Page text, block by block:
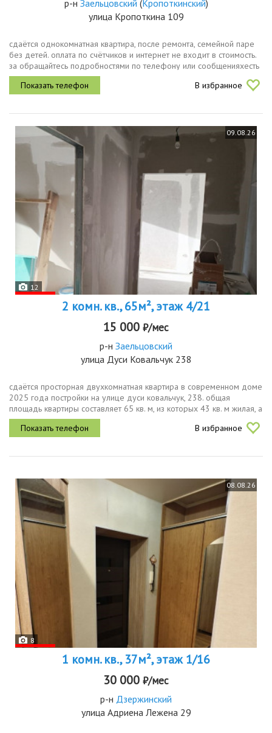
р-н Заельцовский (Кропоткинский)
улица Кропоткина 109
сдаётся однокомнатная квартира, после ремонта, семейной паре
без детей. оплата по счётчиков и интернет не входит в стоимость.
за обращайтесь подробностями по телефону или сообщенияхесть
залог.
В избранное
09.08.26
12
2 комн. кв., 65м², этаж 4/21
15 000 ₽/мес
р-н Заельцовский
улица Дуси Ковальчук 238
сдаётся просторная двухкомнатная квартира в современном доме
2025 года постройки на улице дуси ковальчук, 238. общая
площадь квартиры составляет 65 кв. м, из которых 43 кв. м жилая, а
кухня занимает 8 кв. м, лоджия 10м2квартира расположена на 4...
В избранное
08.08.26
8
1 комн. кв., 37м², этаж 1/16
30 000 ₽/мес
р-н Дзержинский
улица Адриена Лежена 29